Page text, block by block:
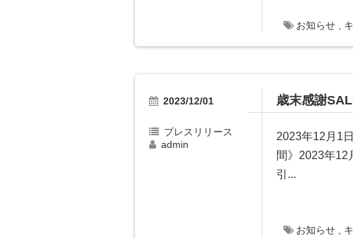
お知らせ
歳末感謝
2023年12月1
間》2023年
引...
2023/12/01
プレスリリース
admin
お知らせ